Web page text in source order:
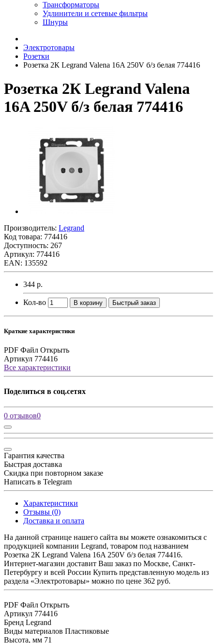
Трансформаторы
Удлинители и сетевые фильтры
Шнуры
Электротовары
Розетки
Розетка 2К Legrand Valena 16A 250V б/з белая 774416
Розетка 2К Legrand Valena
16A 250V б/з белая 774416
Производитель: Legrand
Код товара: 774416
Доступность: 267
Артикул: 774416
EAN: 135592
344 р.
Кол-во В корзину Быстрый заказ
Краткие характеристики
PDF Файл Открыть
Артикул 774416
Все характеристики
Поделиться в соц.сетях
0 отзывов0
Гарантия качества
Быстрая доставка
Скидка при повторном заказе
Написать в Telegram
Характеристики
Отзывы (0)
Доставка и оплата
На данной странице нашего сайта вы можете ознакомиться с
продукцией компании Legrand, товаром под названием
Розетка 2К Legrand Valena 16A 250V б/з белая 774416.
Интернет-магазин доставит Ваш заказ по Москве, Санкт-
Петербургу и всей России Купить представленную модель из
раздела «Электротовары» можно по цене 362 руб.
PDF Файл Открыть
Артикул 774416
Бренд Legrand
Виды материалов Пластиковые
Высота, мм 71